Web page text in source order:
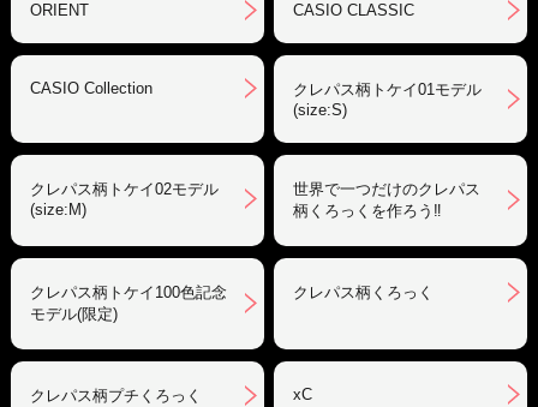
ORIENT CASIO CLASSIC
CASIO Collection
クレパス柄トケイ01モデル
(size:S)
クレパス柄トケイ02モデル
(size:M)
世界で一つだけのクレパス
柄くろっくを作ろう‼︎
クレパス柄トケイ100色記念
モデル(限定)
クレパス柄くろっく
クレパス柄プチくろっく xC